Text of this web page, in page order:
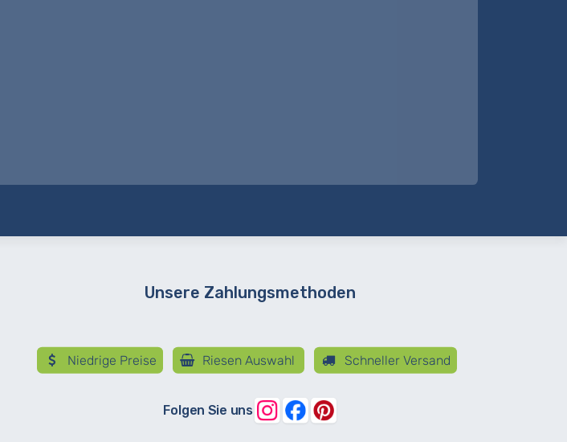
Unsere Zahlungsmethoden
Niedrige Preise Riesen Auswahl Schneller Versand
Folgen Sie uns